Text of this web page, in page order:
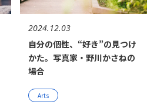
2024.12.03
自分の個性、“好き”の見つけ
かた。写真家・野川かさねの
場合
Arts